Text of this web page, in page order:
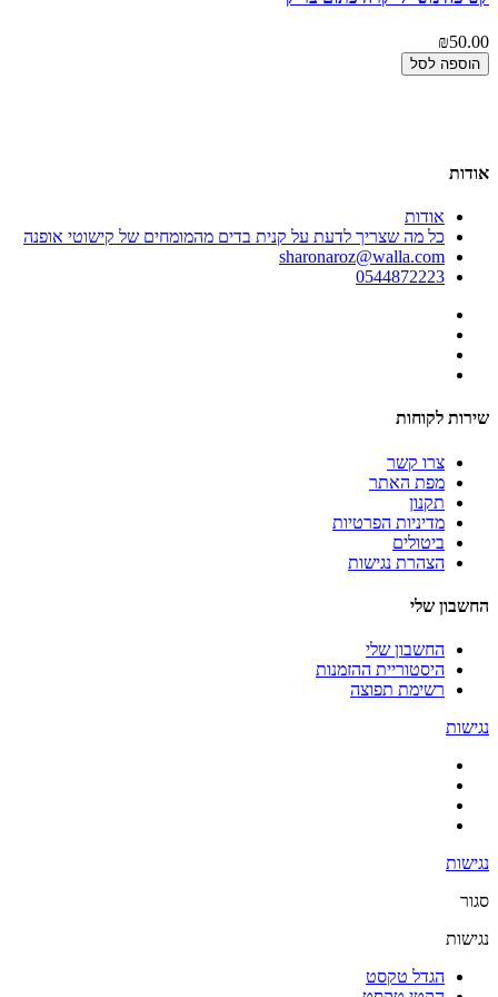
₪50.00
הוספה לסל
אודות
אודות
כל מה שצריך לדעת על קנית בדים מהמומחים של קישוטי אופנה
sharonaroz@walla.com
0544872223
שירות לקוחות
צרו קשר
מפת האתר
תקנון
מדיניות הפרטיות
ביטולים
הצהרת נגישות
החשבון שלי
החשבון שלי
היסטוריית ההזמנות
רשימת תפוצה
נגישות
נגישות
סגור
נגישות
הגדל טקסט